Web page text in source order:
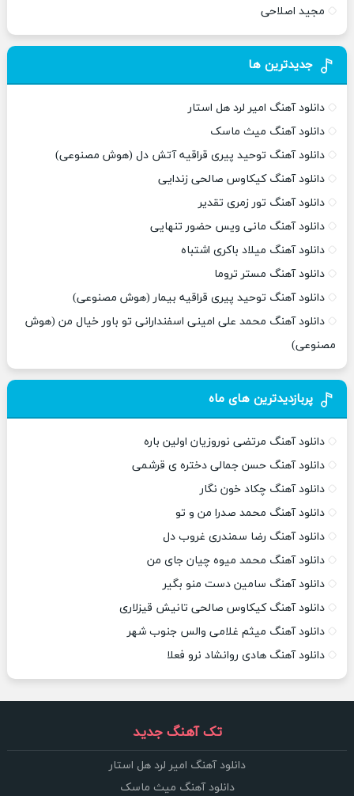
مجید اصلاحی
جدیدترین ها
دانلود آهنگ امیر لرد هل استار
دانلود آهنگ میث ماسک
دانلود آهنگ توحید پیری قراقیه آتش دل (هوش مصنوعی)
دانلود آهنگ کیکاوس صالحی زندایی
دانلود آهنگ تور زمری تقدیر
دانلود آهنگ مانی ویس حضور تنهایی
دانلود آهنگ میلاد باکری اشتباه
دانلود آهنگ مستر تروما
دانلود آهنگ توحید پیری قراقیه بیمار (هوش مصنوعی)
دانلود آهنگ محمد علی امینی اسفندارانی تو باور خیال من (هوش
مصنوعی)
پربازدیدترین های ماه
دانلود آهنگ مرتضی نوروزیان اولین باره
دانلود آهنگ حسن جمالی دختره ی قرشمی
دانلود آهنگ چکاد خون نگار
دانلود آهنگ محمد صدرا من و تو
دانلود آهنگ رضا سمندری غروب دل
دانلود آهنگ محمد میوه چیان جای من
دانلود آهنگ سامین دست منو بگیر
دانلود آهنگ کیکاوس صالحی تانیش قیزلاری
دانلود آهنگ میثم غلامی والس جنوب شهر
دانلود آهنگ هادی روانشاد نرو فعلا
تک آهنگ جدید
دانلود آهنگ امیر لرد هل استار
دانلود آهنگ میث ماسک